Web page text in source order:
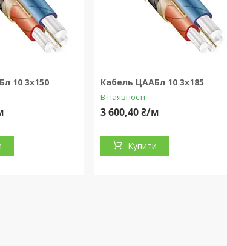
10 3x150 Кабель ЦААБл 10 3x185
В наявності
3 600,40 ₴/м
Купити